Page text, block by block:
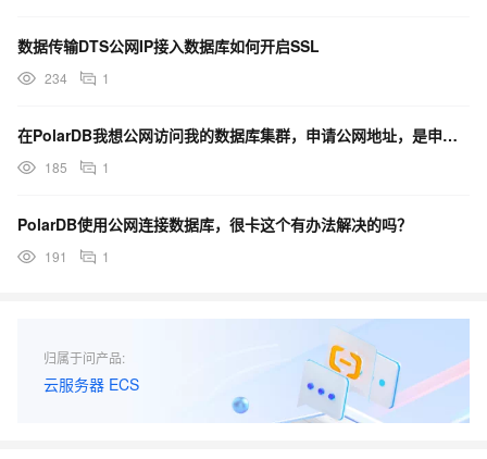
数据传输DTS公网IP接入数据库如何开启SSL
234 1
在PolarDB我想公网访问我的数据库集群，申请公网地址，是申请主地址的那一个，还是集群地址哪个呀？
185 1
PolarDB使用公网连接数据库，很卡这个有办法解决的吗？
191 1
归属于问产品:
云服务器 ECS